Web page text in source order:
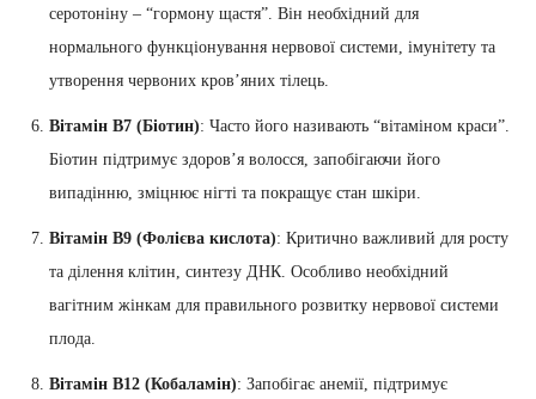
серотоніну – “гормону щастя”. Він необхідний для
нормального функціонування нервової системи, імунітету та
утворення червоних кров’яних тілець.
Вітамін В7 (Біотин): Часто його називають “вітаміном краси”.
Біотин підтримує здоров’я волосся, запобігаючи його
випадінню, зміцнює нігті та покращує стан шкіри.
Вітамін В9 (Фолієва кислота): Критично важливий для росту
та ділення клітин, синтезу ДНК. Особливо необхідний
вагітним жінкам для правильного розвитку нервової системи
плода.
Вітамін В12 (Кобаламін): Запобігає анемії, підтримує